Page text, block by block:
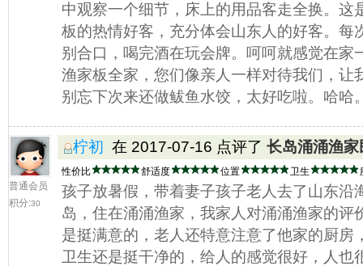
中观察一个细节，床上的用品客走全换。这
板的热情好客，充分体会山东人的好客。每
别合口，喝完酒在玩会牌。呵呵就感觉在家
渔家板全家，您们像亲人一样对待我们，让
别忘下次来还做鲅鱼水饺，太好吃啦。哈哈
普通会员
积分:30
柠初 在 2017-07-16 点评了 长岛涌涌渔家
性价比 舒适度 位置 卫生
孩子放暑假，带着妻子孩子老人去了山东沿
岛，住在涌涌渔家，我家人对涌涌渔家的评
是挺满意的，老人还特意注意了他家的厨房
卫生还是挺干净的，给人的感觉很好，人也